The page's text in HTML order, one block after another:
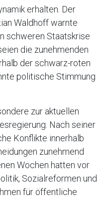
erhalten. Der
Waldhoff warnte
schweren Staatskrise
die zunehmenden
der schwarz-roten
politische Stimmung
zur aktuellen
Nach seiner
Konflikte innerhalb
zunehmend
Wochen hatten vor
Sozialreformen und
für öffentliche